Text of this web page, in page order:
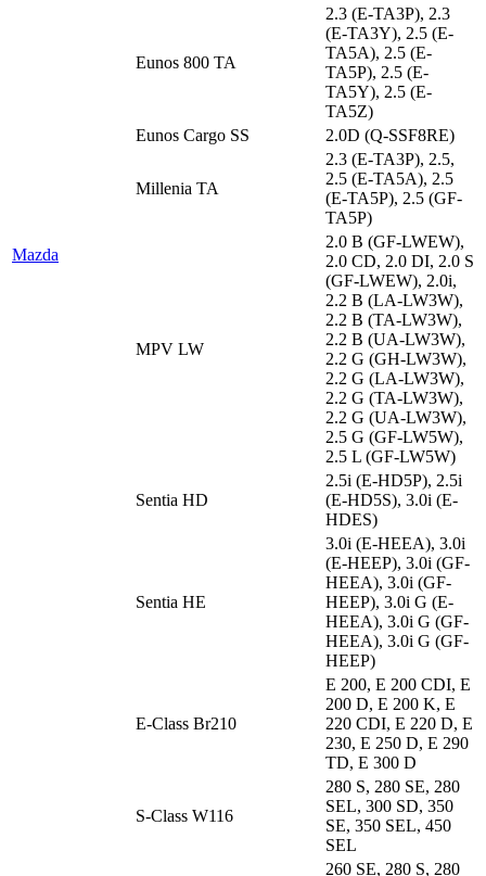
Mazda
Eunos 800 TA
2.3 (E-TA3P), 2.3
(E-TA3Y), 2.5 (E-
TA5A), 2.5 (E-
TA5P), 2.5 (E-
TA5Y), 2.5 (E-
TA5Z)
Eunos Cargo SS
2.0D (Q-SSF8RE)
Millenia TA
2.3 (E-TA3P), 2.5,
2.5 (E-TA5A), 2.5
(E-TA5P), 2.5 (GF-
TA5P)
MPV LW
2.0 B (GF-LWEW),
2.0 CD, 2.0 DI, 2.0 S
(GF-LWEW), 2.0i,
2.2 B (LA-LW3W),
2.2 B (TA-LW3W),
2.2 B (UA-LW3W),
2.2 G (GH-LW3W),
2.2 G (LA-LW3W),
2.2 G (TA-LW3W),
2.2 G (UA-LW3W),
2.5 G (GF-LW5W),
2.5 L (GF-LW5W)
Sentia HD
2.5i (E-HD5P), 2.5i
(E-HD5S), 3.0i (E-
HDES)
Sentia HE
3.0i (E-HEEA), 3.0i
(E-HEEP), 3.0i (GF-
HEEA), 3.0i (GF-
HEEP), 3.0i G (E-
HEEA), 3.0i G (GF-
HEEA), 3.0i G (GF-
HEEP)
E-Class Br210
E 200, E 200 CDI, E
200 D, E 200 K, E
220 CDI, E 220 D, E
230, E 250 D, E 290
TD, E 300 D
S-Class W116
280 S, 280 SE, 280
SEL, 300 SD, 350
SE, 350 SEL, 450
SEL
260 SE, 280 S, 280